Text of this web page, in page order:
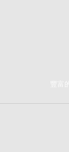
台灣基
研究所-
幸福學
豐